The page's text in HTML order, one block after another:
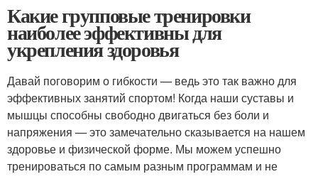
Какие групповые тренировки
наиболее эффективны для
укрепления здоровья
Давай поговорим о гибкости — ведь это так важно для
эффективных занятий спортом! Когда наши суставы и
мышцы способны свободно двигаться без боли и
напряжения — это замечательно сказывается на нашем
здоровье и физической форме. Мы можем успешно
тренироваться по самым разным программам и не